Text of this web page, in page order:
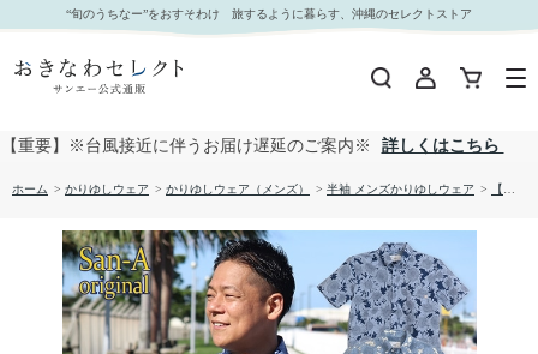
【送料無料】ひまわり 柄 サッカー生地 かりゆしウェア P1026-18｜おきなわセレクト サンエー
公式通販
“旬のうちなー”をおすそわけ 旅するように暮らす、沖縄のセレクトストア
【重要】※台風接近に伴うお届け遅延のご案内※ 詳しくはこちら
ホーム > かりゆしウェア > かりゆしウェア（メンズ） > 半袖 メンズかりゆしウェア > 【送料無料】ひまわり 柄 サッカー生地 かりゆしウェア P1026-18